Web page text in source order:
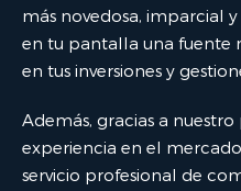
más novedosa, imparcial
en tu pantalla una fuente
en tus inversiones y
Además, gracias a
experiencia en el
servicio profesional de